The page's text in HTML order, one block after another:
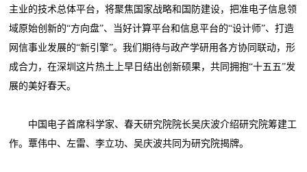
主业的技术总体平台，将聚焦国家战略和国防建设，把准电子信息领
域原始创新的“方向盘”、当好计算平台和信息平台的“设计师”、打造
网信事业发展的“新引擎”。我们期待与政产学研用各方协同联动，形
成合力，在深圳这片热土上早日结出创新硕果，共同拥抱“十五五”发
展的美好春天。
中国电子首席科学家、春天研究院院长吴庆波介绍研究院筹建工
作。覃伟中、左雷、李立功、吴庆波共同为研究院揭牌。